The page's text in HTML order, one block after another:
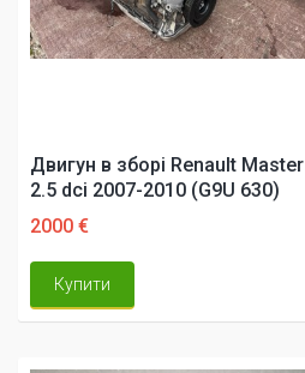
Двигун в зборі Renault Master
2.5 dci 2007-2010 (G9U 630)
2000 €
Купити